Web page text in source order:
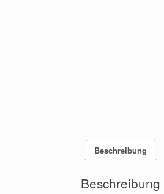
Beschreibung
Beschreibung